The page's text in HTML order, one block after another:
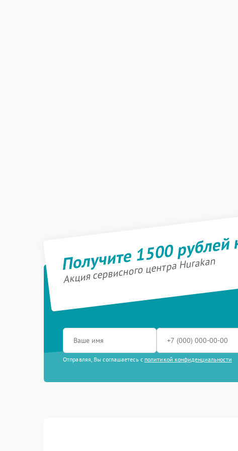
Получите 1500
Акция сервисного центра Hurakan
Отправляя, Вы соглашаетесь с политикой конфиденциальности